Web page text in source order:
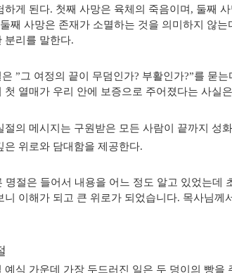
하게 된다. 첫째 사망은 육체의 죽음이며 , 둘째
째 사망은 존재가 소멸하는 것을 의미하지 않는
분리를 말한다.
”그 여정의 끝이 무덤인가? 부활인가?”를 묻는
첫 열매가 우리 안에 보증으로 주어졌다는 사실
절의 메시지는 구원받은 모든 사람이 끝까지 성
은 위로와 담대함을 제공한다.
명절은 들어서 내용을 어느 정도 알고 있었는데
니 이해가 되고 큰 위로가 되었습니다. 목사님께
예식 가운데 가장 두드러진 일은 두 덩이의 빵을